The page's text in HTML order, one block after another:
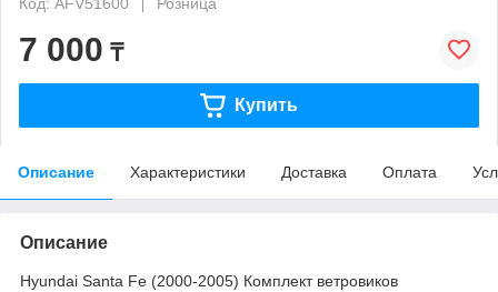
7 000 ₸
Купить
Описание Характеристики Доставка Оплата
Описание
Hyundai Santa Fe (2000-2005) Комплект ветровиков